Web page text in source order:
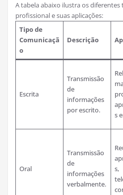
A tabela abaixo ilustra os diferentes
profissional e suas aplicações:
Tipo de
Comunicaçã
o
Descrição
Escrita
Transmissão
de
informações
por escrito.
s
Oral
Transmissão
de
informações
verbalmente.
s,